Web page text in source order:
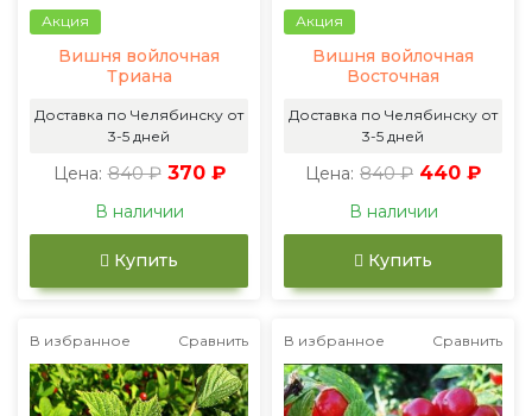
Акция
Вишня войлочная
Триана
Доставка по Челябинску от
3-5 дней
Цена: 840 ₽ 370 ₽
В наличии
Купить
Акция
Вишня войлочная
Восточная
Доставка по Челябинску от
3-5 дней
Цена: 840 ₽ 440 ₽
В наличии
Купить
В избранное Сравнить В избранное Сравнить